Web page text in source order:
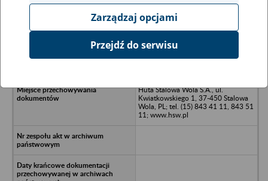
Ukryj wszystkie pozycje bazy
Huta Stalowa Wola - Zakład
Huta Stalowa Wola S.A., ul.
Kwiatkowskiego 1, 37-450 Stalowa
Wola, PL; tel. (15) 843 41 11, 843 51
11; www.hsw.pl
Zarządzaj opcjami
Przejdź do serwisu